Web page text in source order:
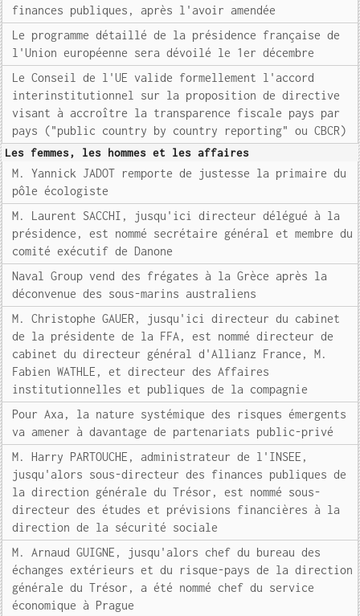
finances publiques, après l'avoir amendée
Le programme détaillé de la présidence française de
l'Union européenne sera dévoilé le 1er décembre
Le Conseil de l'UE valide formellement l'accord
interinstitutionnel sur la proposition de directive
visant à accroître la transparence fiscale pays par
pays ("public country by country reporting" ou CBCR)
Les femmes, les hommes et les affaires
M. Yannick JADOT remporte de justesse la primaire du
pôle écologiste
M. Laurent SACCHI, jusqu'ici directeur délégué à la
présidence, est nommé secrétaire général et membre du
comité exécutif de Danone
Naval Group vend des frégates à la Grèce après la
déconvenue des sous-marins australiens
M. Christophe GAUER, jusqu'ici directeur du cabinet
de la présidente de la FFA, est nommé directeur de
cabinet du directeur général d'Allianz France, M.
Fabien WATHLE, et directeur des Affaires
institutionnelles et publiques de la compagnie
Pour Axa, la nature systémique des risques émergents
va amener à davantage de partenariats public-privé
M. Harry PARTOUCHE, administrateur de l'INSEE,
jusqu'alors sous-directeur des finances publiques de
la direction générale du Trésor, est nommé sous-
directeur des études et prévisions financières à la
direction de la sécurité sociale
M. Arnaud GUIGNE, jusqu'alors chef du bureau des
échanges extérieurs et du risque-pays de la direction
générale du Trésor, a été nommé chef du service
économique à Prague